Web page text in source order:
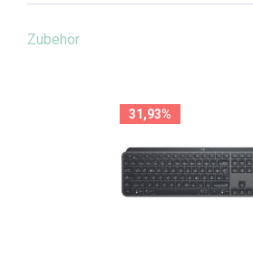
Zubehör
31,93%